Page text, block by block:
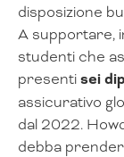
disposizione
A supportare,
studenti che
presentisei
assicurativo
dal 2022.
debba